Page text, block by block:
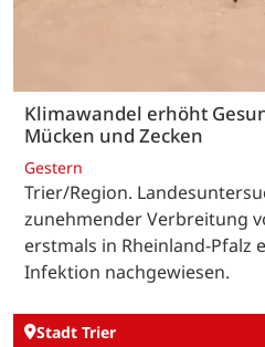
Klimawandel erhöht
Mücken und Zecken
Gestern
Trier/Region.
zunehmender Verbreitung
erstmals in Rheinland-Pfalz
Infektion nachgewiesen.
Stadt Trier